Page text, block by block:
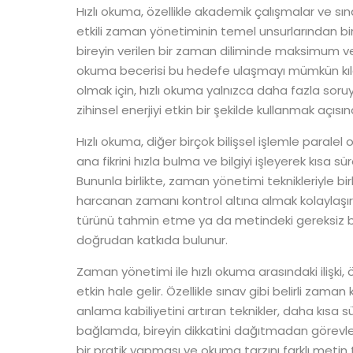
Hızlı okuma, özellikle akademik çalışmalar ve
etkili zaman yönetiminin temel unsurlarından
bireyin verilen bir zaman diliminde maksimum
okuma becerisi bu hedefe ulaşmayı mümkün
olmak için, hızlı okuma yalnızca daha fazla
zihinsel enerjiyi etkin bir şekilde kullanmak
Hızlı okuma, diğer birçok bilişsel işlemle
ana fikrini hızla bulma ve bilgiyi işleyerek kısa
Bununla birlikte, zaman yönetimi teknikleriyle
harcanan zamanı kontrol altına almak
türünü tahmin etme ya da metindeki gereksiz
doğrudan katkıda bulunur.
Zaman yönetimi ile hızlı okuma arasındaki
etkin hale gelir. Özellikle sınav gibi belirli zaman
anlama kabiliyetini artıran teknikler, daha kısa
bağlamda, bireyin dikkatini dağıtmadan